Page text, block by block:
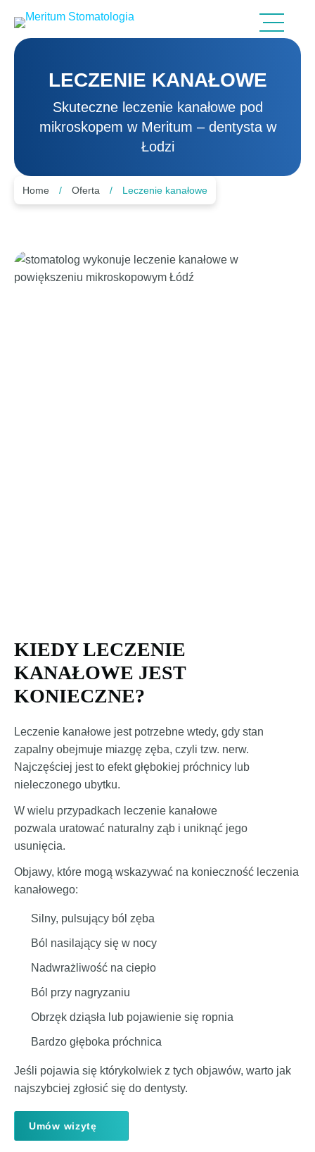
treści
Otwórz
menu
LECZENIE KANAŁOWE
Skuteczne leczenie kanałowe pod
mikroskopem w Meritum – dentysta w
Łodzi
Home / Oferta / Leczenie kanałowe
KIEDY LECZENIE
KANAŁOWE JEST
KONIECZNE?
Leczenie kanałowe jest potrzebne wtedy, gdy stan
zapalny obejmuje miazgę zęba, czyli tzw. nerw.
Najczęściej jest to efekt głębokiej próchnicy lub
nieleczonego ubytku.
W wielu przypadkach leczenie kanałowe
pozwala uratować naturalny ząb i uniknąć jego
usunięcia.
Objawy, które mogą wskazywać na konieczność leczenia
kanałowego:
Silny, pulsujący ból zęba
Ból nasilający się w nocy
Nadwrażliwość na ciepło
Ból przy nagryzaniu
Obrzęk dziąsła lub pojawienie się ropnia
Bardzo głęboka próchnica
Jeśli pojawia się którykolwiek z tych objawów, warto jak
najszybciej zgłosić się do dentysty.
Umów wizytę